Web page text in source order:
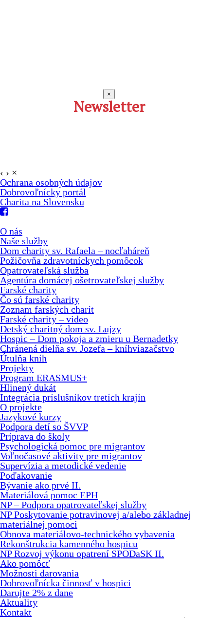
×
Newsletter
‹ › ×
Ochrana osobných údajov
Dobrovoľnícky portál
Charita na Slovensku
O nás
Naše služby
Dom charity sv. Rafaela – nocľaháreň
Požičovňa zdravotníckych pomôcok
Opatrovateľská služba
Agentúra domácej ošetrovateľskej služby
Farské charity
Čo sú farské charity
Zoznam farských charít
Farské charity – video
Detský charitný dom sv. Lujzy
Hospic – Dom pokoja a zmieru u Bernadetky
Chránená dielňa sv. Jozefa – kníhviazačstvo
Útulňa kníh
Projekty
Program ERASMUS+
Hlinený dukát
Integrácia príslušníkov tretích krajín
O projekte
Jazykové kurzy
Podpora detí so ŠVVP
Príprava do školy
Psychologická pomoc pre migrantov
Voľnočasové aktivity pre migrantov
Supervízia a metodické vedenie
Poďakovanie
Bývanie ako prvé II.
Materiálová pomoc EPH
NP – Podpora opatrovateľskej služby
NP Poskytovanie potravinovej a/alebo základnej
materiálnej pomoci
Obnova materiálovo-technického vybavenia
Rekonštrukcia kamenného hospicu
NP Rozvoj výkonu opatrení SPODaSK II.
Ako pomôcť
Možnosti darovania
Dobrovoľnícka činnosť v hospici
Darujte 2% z dane
Aktuality
Kontakt